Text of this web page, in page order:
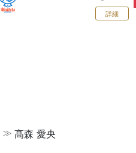
詳細
≫ 髙森 愛央